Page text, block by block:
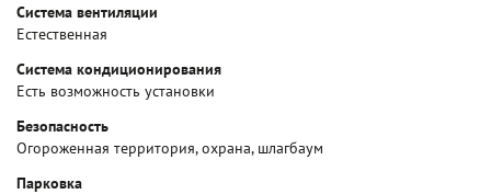
Система вентиляции
Естественная
Система кондиционирования
Есть возможность установки
Безопасность
Огороженная территория, охрана, шлагбаум
Парковка